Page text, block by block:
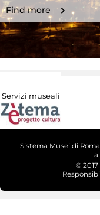
Find more
Servizi museali
Sistema Musei di
©